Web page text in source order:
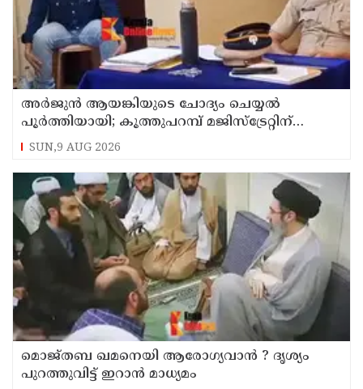
അര്‍ജുന്‍ ആയങ്കിയുടെ ചോദ്യം ചെയ്യല്‍
പൂര്‍ത്തിയായി; കൂത്തുപറമ്പ് മജിസ്ട്രേറ്റിന്
മുൻപില്‍ ഹാജരാക്കും
SUN,9 AUG 2026
മൊജ്തബ ഖമനെയി ആരോഗ്യവാന്‍ ? ദൃശ്യം
പുറത്തുവിട്ട് ഇറാന്‍ മാധ്യമം